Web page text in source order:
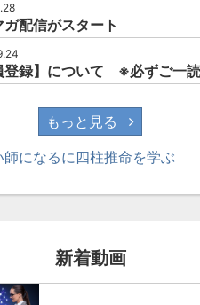
ガ配信がスタート
もっと見る
新着動画